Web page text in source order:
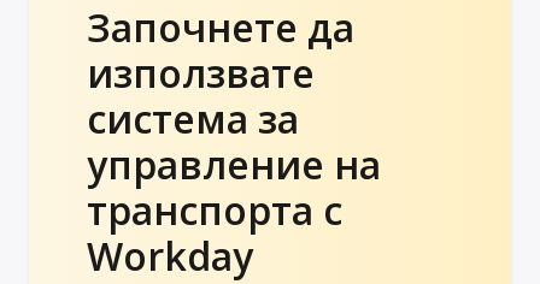
Започнете да
използвате
система за
управление на
транспорта с
Workday